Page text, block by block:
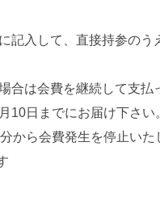
記入して、直接持参の
は会費を継続して支払
10日までにお届け下さい
から会費発生を停止いた